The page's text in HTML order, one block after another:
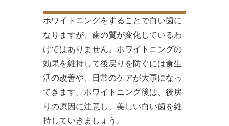
ホワイトニングをすることで白い歯に
なりますが、歯の質が変化しているわ
けではありません。ホワイトニングの
効果を維持して後戻りを防ぐには食生
活の改善や、日常のケアが大事になっ
てきます。ホワイトニング後は、後戻
りの原因に注意し、美しい白い歯を維
持していきましょう。